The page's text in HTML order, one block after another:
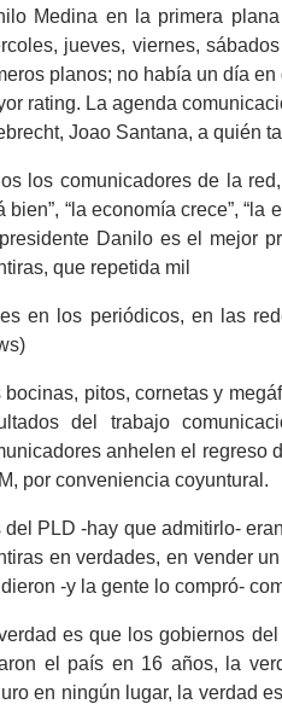
Medina en la primera
jueves, viernes,
planos; no había un día
rating. La agenda
Joao Santana, a quién
los comunicadores de la
bien”, “la economía crece”,
Danilo es el mejor
que repetida mil
en los periódicos, en las
bocinas, pitos, cornetas y
del trabajo
anhelen el regreso
por conveniencia coyuntural.
del PLD -hay que admitirlo-
en verdades, en vender
-y la gente lo compró-
es que los gobiernos
el país en 16 años, la
en ningún lugar, la verdad